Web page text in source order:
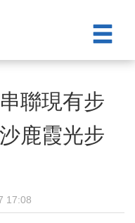
聯現有步
鹿霞光步
17:08